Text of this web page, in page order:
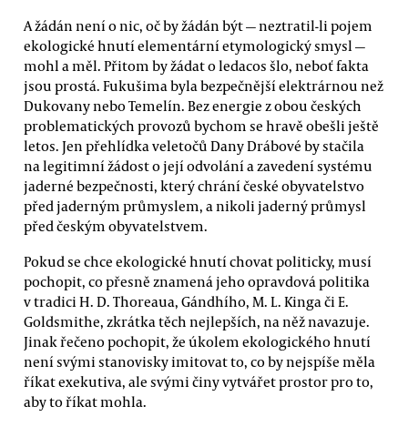
A žádán není o nic, oč by žádán být — neztratil-li pojem
ekologické hnutí elementární etymologický smysl —
mohl a měl. Přitom by žádat o ledacos šlo, neboť fakta
jsou prostá. Fukušima byla bezpečnější elektrárnou než
Dukovany nebo Temelín. Bez energie z obou českých
problematických provozů bychom se hravě obešli ještě
letos. Jen přehlídka veletočů Dany Drábové by stačila
na legitimní žádost o její odvolání a zavedení systému
jaderné bezpečnosti, který chrání české obyvatelstvo
před jaderným průmyslem, a nikoli jaderný průmysl
před českým obyvatelstvem.
Pokud se chce ekologické hnutí chovat politicky, musí
pochopit, co přesně znamená jeho opravdová politika
v tradici H. D. Thoreaua, Gándhího, M. L. Kinga či E.
Goldsmithe, zkrátka těch nejlepších, na něž navazuje.
Jinak řečeno pochopit, že úkolem ekologického hnutí
není svými stanovisky imitovat to, co by nejspíše měla
říkat exekutiva, ale svými činy vytvářet prostor pro to,
aby to říkat mohla.